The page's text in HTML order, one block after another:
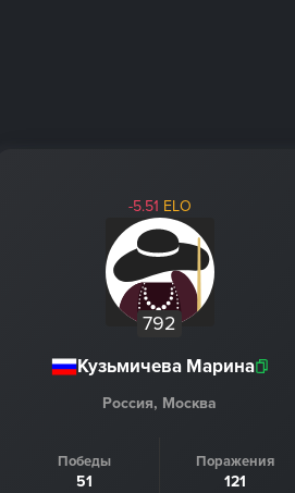
-5.51 ELO
792
Кузьмичева Марина
Россия, Москва
Победы
51
Поражения
121